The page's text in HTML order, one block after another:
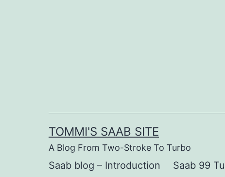
TOMMI'S SAAB SITE
A Blog From Two-Stroke To Turbo
Saab blog – Introduction Saab 99